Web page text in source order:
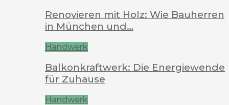
Renovieren mit Holz: Wie Bauherren
in München und…
Handwerk
Balkonkraftwerk: Die Energiewende
für Zuhause
Handwerk